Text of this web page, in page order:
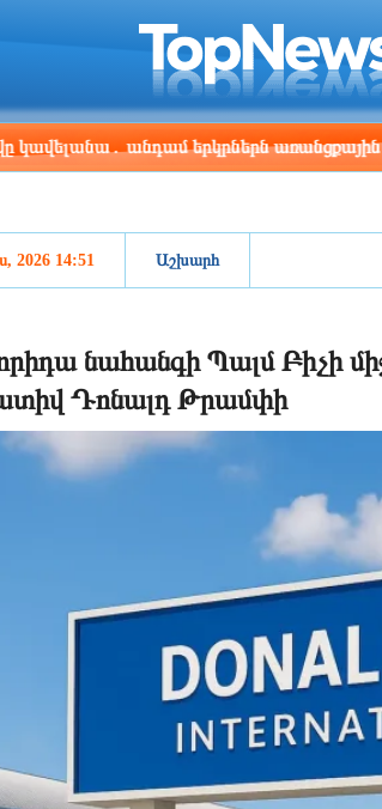
Los Angeles
04:11
Beijing
19:11
անդամ երկրներն առանցքային
2026 14:51 Աշխարհ
նահանգի Պալմ Բիչի
Դոնալդ Թրամփի